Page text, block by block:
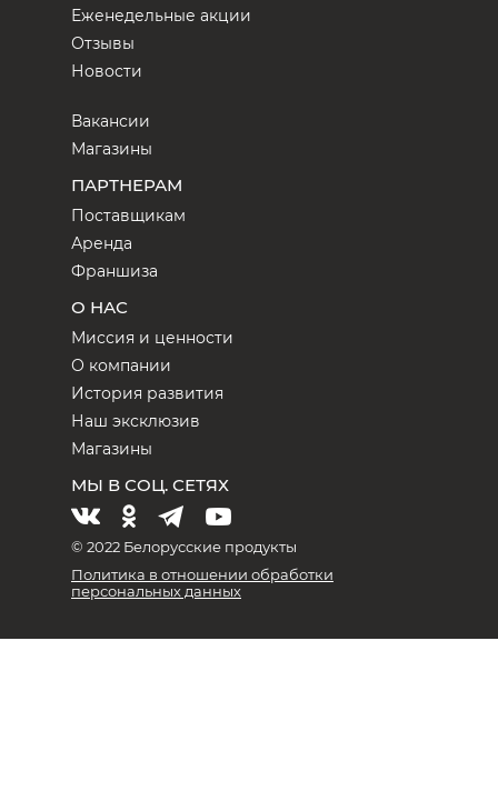
Еженедельные акции
Отзывы
Новости
Вакансии
Магазины
ПАРТНЕРАМ
Поставщикам
Аренда
Франшиза
О НАС
Миссия и ценности
О компании
История развития
Наш эксклюзив
Магазины
МЫ В СОЦ. СЕТЯХ
© 2022 Белорусские продукты
Политика в отношении обработки
персональных данных